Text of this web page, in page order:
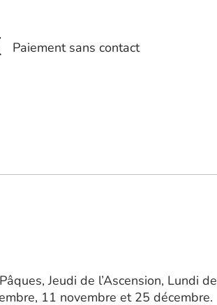
Paiement sans contact
Jeudi de l’Ascension, Lundi de
11 novembre et 25 décembre.